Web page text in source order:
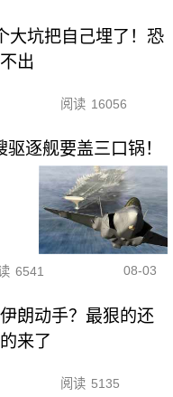
大坑把自己埋了！恐
出
阅读 16056
逐舰要盖三口锅！
6541 08-03
朗动手？最狠的还
来了
阅读 5135